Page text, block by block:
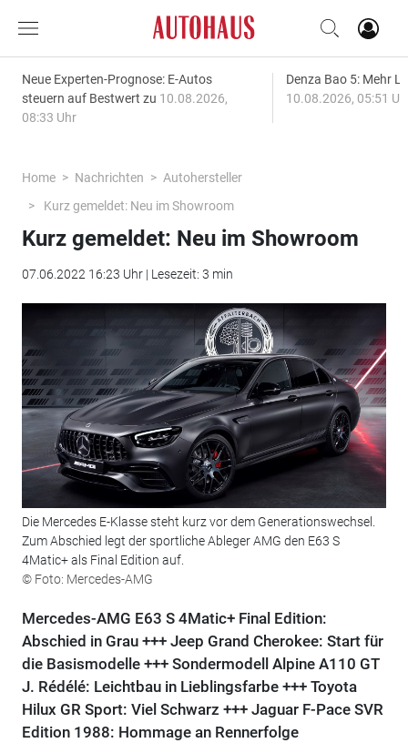
Neue Experten-Prognose: E-Autos
steuern auf Bestwert zu 10.08.2026,
08:33 Uhr
Denza Bao 5: Mehr
10.08.2026, 05:51
Home Nachrichten
Autohersteller
Kurz gemeldet: Neu im Showroom
Kurz gemeldet: Neu im Showroom
07.06.2022 16:23 Uhr | Lesezeit: 3 min
Die Mercedes E-Klasse steht kurz vor dem Generationswechsel.
Zum Abschied legt der sportliche Ableger AMG den E63 S
4Matic+ als Final Edition auf.
© Foto: Mercedes-AMG
Mercedes-AMG E63 S 4Matic+ Final Edition:
Abschied in Grau +++ Jeep Grand Cherokee: Start für
die Basismodelle +++ Sondermodell Alpine A110 GT
J. Rédélé: Leichtbau in Lieblingsfarbe +++ Toyota
Hilux GR Sport: Viel Schwarz +++ Jaguar F-Pace SVR
Edition 1988: Hommage an Rennerfolge